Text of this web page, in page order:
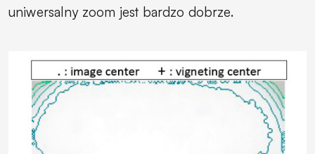
uniwersalny zoom jest bardzo dobrze.